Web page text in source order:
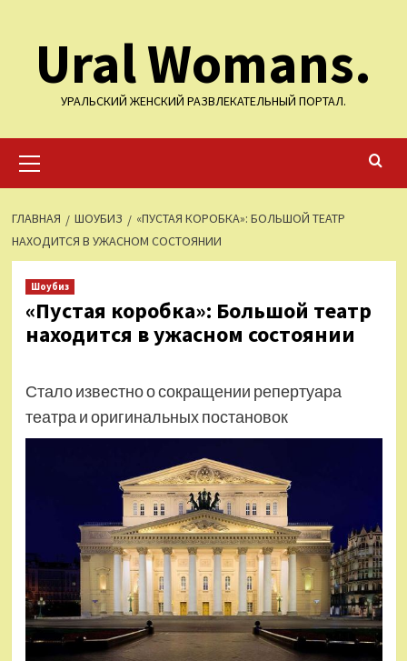
содержимому
Ural Womans.
УРАЛЬСКИЙ ЖЕНСКИЙ РАЗВЛЕКАТЕЛЬНЫЙ ПОРТАЛ.
меню
ГЛАВНАЯ ШОУБИЗ
«ПУСТАЯ КОРОБКА»: БОЛЬШОЙ ТЕАТР
НАХОДИТСЯ В УЖАСНОМ СОСТОЯНИИ
Шоубиз
«Пустая коробка»: Большой театр
находится в ужасном состоянии
Стало известно о сокращении репертуара
театра и оригинальных постановок